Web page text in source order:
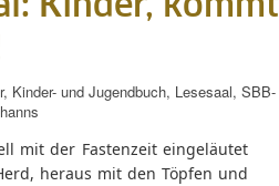
Kinder, kommt
, Kinder- und Jugendbuch, Lesesaal, SBB-
mit der Fastenzeit eingeläutet
heraus mit den Töpfen und